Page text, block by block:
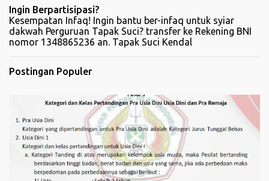
Ingin Berpartisipasi?
Kesempatan Infaq! Ingin bantu ber-infaq untuk syiar
dakwah Perguruan Tapak Suci? transfer ke Rekening BNI
nomor 1348865236 an. Tapak Suci Kendal
Postingan Populer